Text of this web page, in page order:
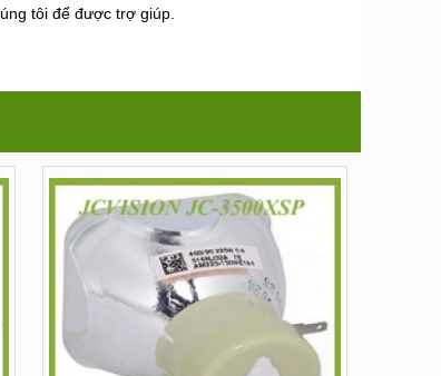
tôi để được trợ giúp.